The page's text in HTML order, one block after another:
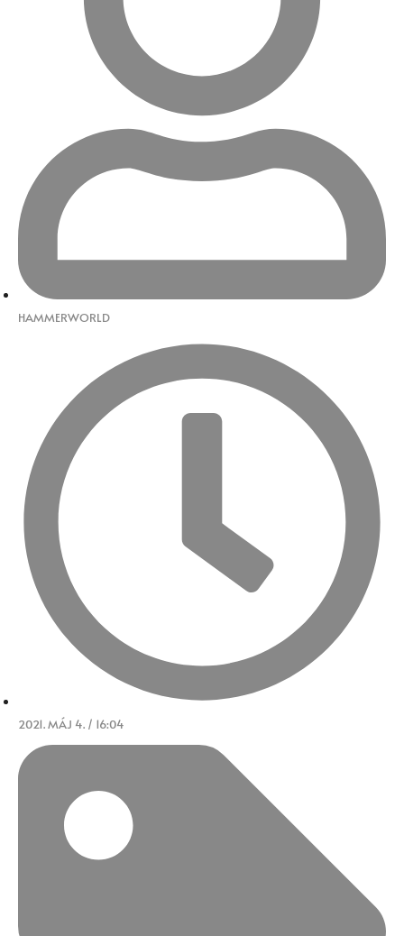
HAMMERWORLD
2021. MÁJ 4. / 16:04